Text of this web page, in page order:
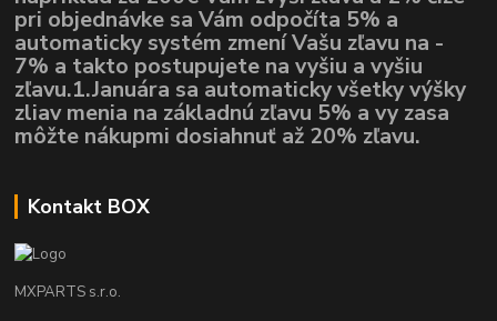
pri objednávke sa Vám odpočíta 5% a
automaticky systém zmení Vašu zľavu na -
7% a takto postupujete na vyšiu a vyšiu
zľavu.1.Januára sa automaticky všetky výšky
zliav menia na základnú zľavu 5% a vy zasa
môžte nákupmi dosiahnuť až 20% zľavu.
Kontakt BOX
MXPARTS s.r.o.